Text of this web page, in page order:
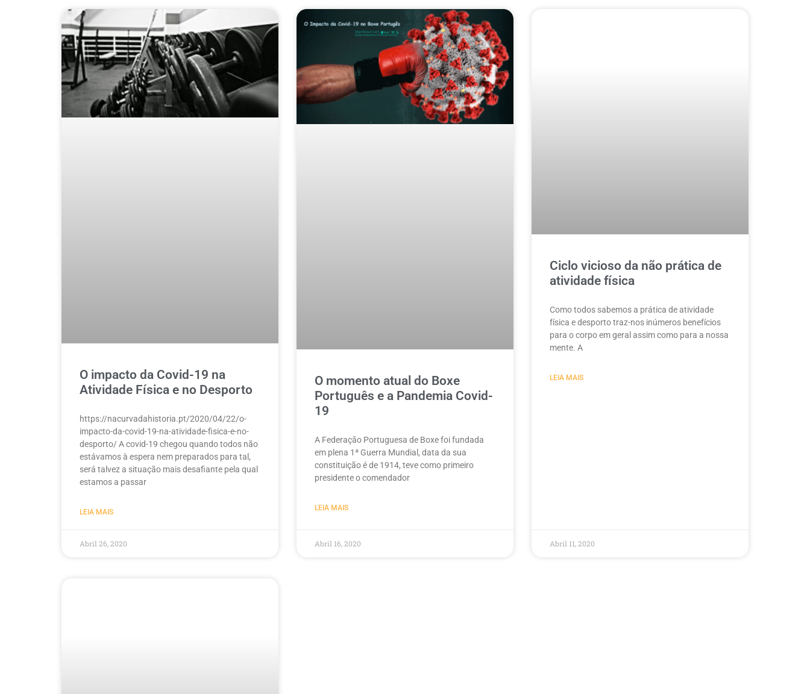
O impacto da Covid-19 na
Atividade Física e no Desporto
https://nacurvadahistoria.pt/2020/04/22/o-
impacto-da-covid-19-na-atividade-fisica-e-no-
desporto/ A covid-19 chegou quando todos não
estávamos à espera nem preparados para tal,
será talvez a situação mais desafiante pela qual
estamos a passar
LEIA MAIS
Abril 26, 2020
O momento atual do Boxe
Português e a Pandemia Covid-
19
A Federação Portuguesa de Boxe foi fundada
em plena 1ª Guerra Mundial, data da sua
constituição é de 1914, teve como primeiro
presidente o comendador
LEIA MAIS
Abril 16, 2020
Ciclo vicioso da não prática de
atividade física
Como todos sabemos a prática de atividade
física e desporto traz-nos inúmeros benefícios
para o corpo em geral assim como para a nossa
mente. A
LEIA MAIS
Abril 11, 2020